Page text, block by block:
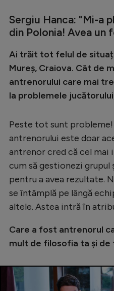
Sergiu Hanca: "Mi-a
din Polonia! Avea un
Ai trăit tot felul de
Mureș, Craiova. Cât de
antrenorului care mai
la problemele
Peste tot sunt probleme!
antrenorului este doar
antrenor cred că cel mai
cum să gestionezi grupul
pentru a avea rezultate.
se întâmplă pe lângă
altele. Astea intră în
Care a fost antrenorul
mult de filosofia ta și de